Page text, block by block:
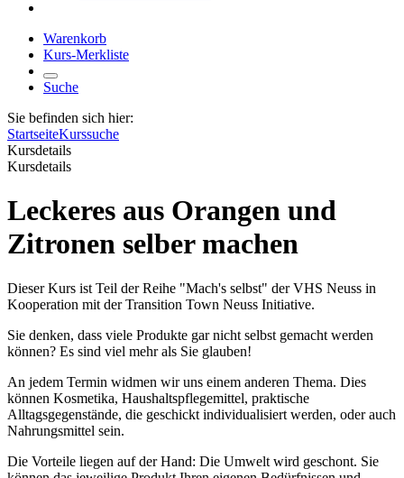
Warenkorb
Kurs-Merkliste
Suche
Sie befinden sich hier:
StartseiteKurssuche
Kursdetails
Kursdetails
Leckeres aus Orangen und
Zitronen selber machen
Dieser Kurs ist Teil der Reihe "Mach's selbst" der VHS Neuss in
Kooperation mit der Transition Town Neuss Initiative.
Sie denken, dass viele Produkte gar nicht selbst gemacht werden
können? Es sind viel mehr als Sie glauben!
An jedem Termin widmen wir uns einem anderen Thema. Dies
können Kosmetika, Haushaltspflegemittel, praktische
Alltagsgegenstände, die geschickt individualisiert werden, oder auch
Nahrungsmittel sein.
Die Vorteile liegen auf der Hand: Die Umwelt wird geschont. Sie